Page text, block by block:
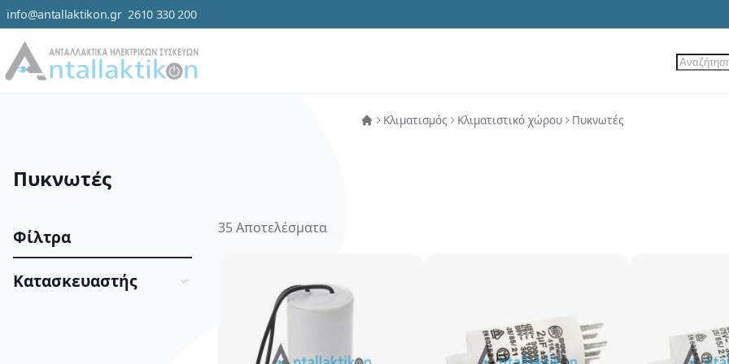
Μετάβαση στο περιεχόμενο
info@antallaktikon.gr 2610 330 200
Κλιματισμός Κλιματιστικό χώρου Πυκνωτές
Πυκνωτές
Φίλτρα
Κατασκευαστής
35Αποτελέσματα